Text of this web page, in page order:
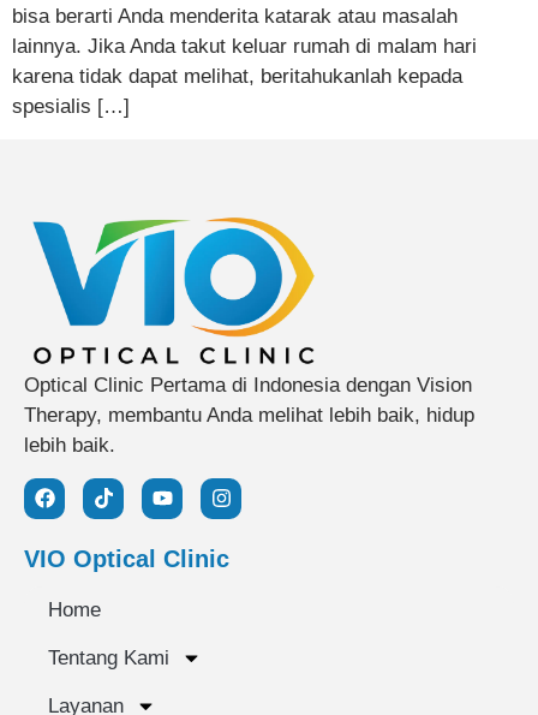
bisa berarti Anda menderita katarak atau masalah
lainnya. Jika Anda takut keluar rumah di malam hari
karena tidak dapat melihat, beritahukanlah kepada
spesialis […]
Optical Clinic Pertama di Indonesia dengan Vision
Therapy, membantu Anda melihat lebih baik, hidup
lebih baik.
VIO Optical Clinic
Home
Tentang Kami
Layanan